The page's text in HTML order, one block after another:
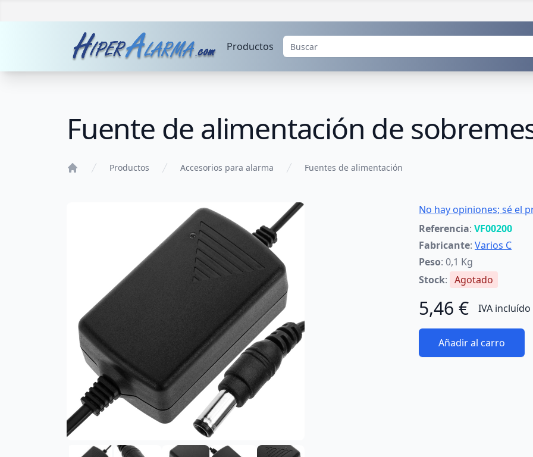
Productos
Fuente de alimentación de
Productos Accesorios para alarma Fuentes de alimentación
No hay opiniones; sé el
Referencia: VF00200
Fabricante: Varios C
Peso: 0,1 Kg
Stock: Agotado
5,46 € IVA incluído
Añadir al carro